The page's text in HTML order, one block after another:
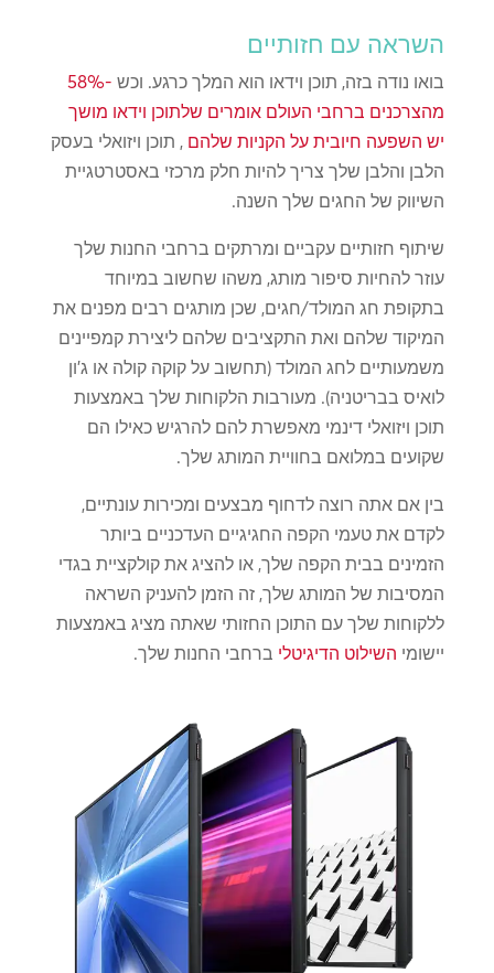
השראה עם חזותיים
בואו נודה בזה, תוכן וידאו הוא המלך כרגע. וכש -58%
מהצרכנים ברחבי העולם אומרים שלתוכן וידאו מושך
יש השפעה חיובית על הקניות שלהם , תוכן ויזואלי בעסק
הלבן והלבן שלך צריך להיות חלק מרכזי באסטרטגיית
השיווק של החגים שלך השנה.
שיתוף חזותיים עקביים ומרתקים ברחבי החנות שלך
עוזר להחיות סיפור מותג, משהו שחשוב במיוחד
בתקופת חג המולד/חגים, שכן מותגים רבים מפנים את
המיקוד שלהם ואת התקציבים שלהם ליצירת קמפיינים
משמעותיים לחג המולד (תחשוב על קוקה קולה או ג'ון
לואיס בבריטניה). מעורבות הלקוחות שלך באמצעות
תוכן ויזואלי דינמי מאפשרת להם להרגיש כאילו הם
שקועים במלואם בחוויית המותג שלך.
בין אם אתה רוצה לדחוף מבצעים ומכירות עונתיים,
לקדם את טעמי הקפה החגיגיים העדכניים ביותר
הזמינים בבית הקפה שלך, או להציג את קולקציית בגדי
המסיבות של המותג שלך, זה הזמן להעניק השראה
ללקוחות שלך עם התוכן החזותי שאתה מציג באמצעות
יישומי השילוט הדיגיטלי ברחבי החנות שלך.